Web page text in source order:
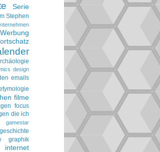
Serie
Stephen
Werbung
design
emails
filme
focus
die ich
gamestar
geschichte
graphik
internet